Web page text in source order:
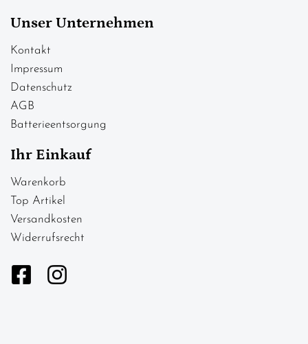
Unser Unternehmen
Kontakt
Impressum
Datenschutz
AGB
Batterieentsorgung
Ihr Einkauf
Warenkorb
Top Artikel
Versandkosten
Widerrufsrecht